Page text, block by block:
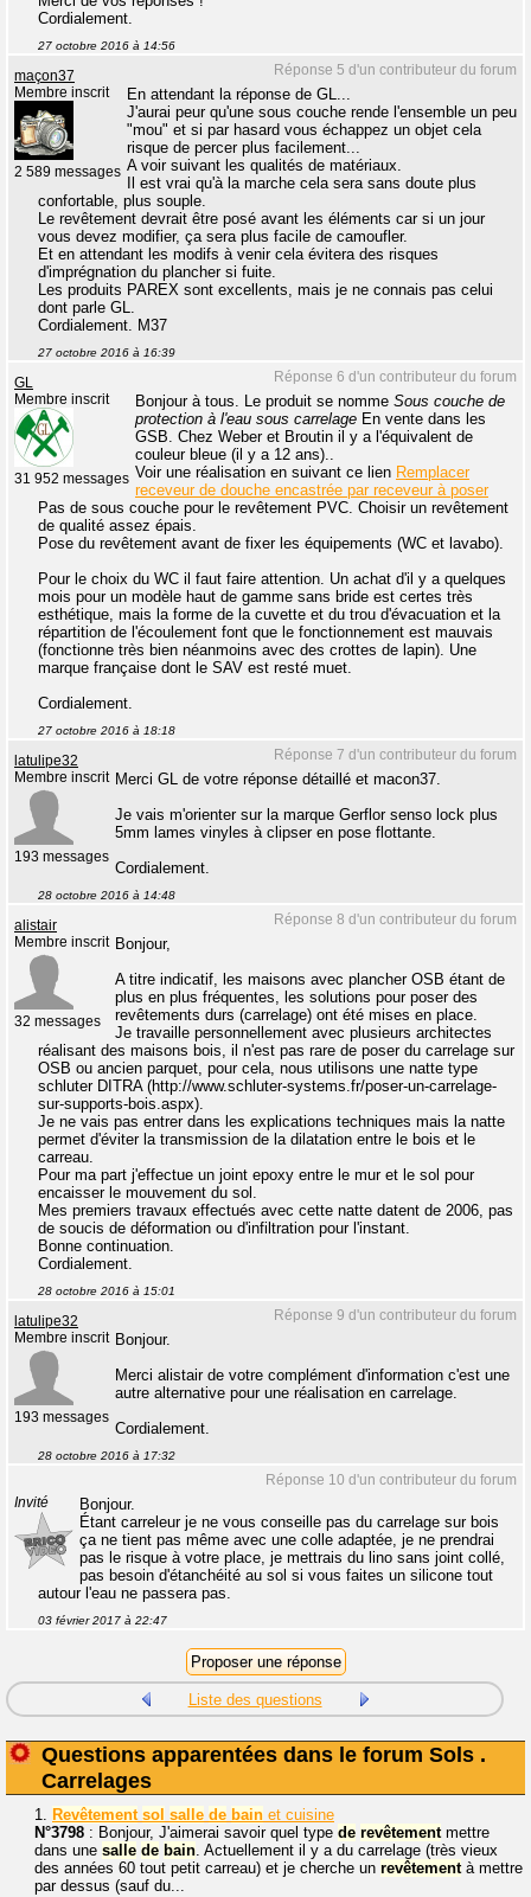
Cordialement.
27 octobre 2016 à 14:56
Réponse 5 d'un contributeur du forum
maçon37
Membre inscrit
2 589 messages
En attendant la réponse de GL...
J'aurai peur qu'une sous couche rende l'ensemble un peu
"mou" et si par hasard vous échappez un objet cela
risque de percer plus facilement...
A voir suivant les qualités de matériaux.
Il est vrai qu'à la marche cela sera sans doute plus
confortable, plus souple.
Le revêtement devrait être posé avant les éléments car si un jour
vous devez modifier, ça sera plus facile de camoufler.
Et en attendant les modifs à venir cela évitera des risques
d'imprégnation du plancher si fuite.
Les produits PAREX sont excellents, mais je ne connais pas celui
dont parle GL.
Cordialement. M37
27 octobre 2016 à 16:39
Réponse 6 d'un contributeur du forum
GL
Membre inscrit
31 952 messages
Bonjour à tous. Le produit se nomme Sous couche de
protection à l'eau sous carrelage En vente dans les
GSB. Chez Weber et Broutin il y a l'équivalent de
couleur bleue (il y a 12 ans)..
Voir une réalisation en suivant ce lien Remplacer
receveur de douche encastrée par receveur à poser
Pas de sous couche pour le revêtement PVC. Choisir un revêtement
de qualité assez épais.
Pose du revêtement avant de fixer les équipements (WC et lavabo).
Pour le choix du WC il faut faire attention. Un achat d'il y a quelques
mois pour un modèle haut de gamme sans bride est certes très
esthétique, mais la forme de la cuvette et du trou d'évacuation et la
répartition de l'écoulement font que le fonctionnement est mauvais
(fonctionne très bien néanmoins avec des crottes de lapin). Une
marque française dont le SAV est resté muet.
Cordialement.
27 octobre 2016 à 18:18
Réponse 7 d'un contributeur du forum
latulipe32
Membre inscrit
193 messages
Merci GL de votre réponse détaillé et macon37.
Je vais m'orienter sur la marque Gerflor senso lock plus
5mm lames vinyles à clipser en pose flottante.
Cordialement.
28 octobre 2016 à 14:48
Réponse 8 d'un contributeur du forum
alistair
Membre inscrit
32 messages
Bonjour,
A titre indicatif, les maisons avec plancher OSB étant de
plus en plus fréquentes, les solutions pour poser des
revêtements durs (carrelage) ont été mises en place.
Je travaille personnellement avec plusieurs architectes
réalisant des maisons bois, il n'est pas rare de poser du carrelage sur
OSB ou ancien parquet, pour cela, nous utilisons une natte type
schluter DITRA (http://www.schluter-systems.fr/poser-un-carrelage-
sur-supports-bois.aspx).
Je ne vais pas entrer dans les explications techniques mais la natte
permet d'éviter la transmission de la dilatation entre le bois et le
carreau.
Pour ma part j'effectue un joint epoxy entre le mur et le sol pour
encaisser le mouvement du sol.
Mes premiers travaux effectués avec cette natte datent de 2006, pas
de soucis de déformation ou d'infiltration pour l'instant.
Bonne continuation.
Cordialement.
28 octobre 2016 à 15:01
Réponse 9 d'un contributeur du forum
latulipe32
Membre inscrit
193 messages
Bonjour.
Merci alistair de votre complément d'information c'est une
autre alternative pour une réalisation en carrelage.
Cordialement.
28 octobre 2016 à 17:32
Réponse 10 d'un contributeur du forum
Invité
Bonjour.
Étant carreleur je ne vous conseille pas du carrelage sur bois
ça ne tient pas même avec une colle adaptée, je ne prendrai
pas le risque à votre place, je mettrais du lino sans joint collé,
pas besoin d'étanchéité au sol si vous faites un silicone tout
autour l'eau ne passera pas.
03 février 2017 à 22:47
Liste des questions
Questions apparentées dans le forum Sols .
Carrelages
1. Revêtement sol salle de bain et cuisine
N°3798 : Bonjour, J'aimerai savoir quel type de revêtementmettre
dans une salle de bain. Actuellement il y a du carrelage (très vieux
des années 60 tout petit carreau) et je cherche un revêtementà mettre
par dessus (sauf du...